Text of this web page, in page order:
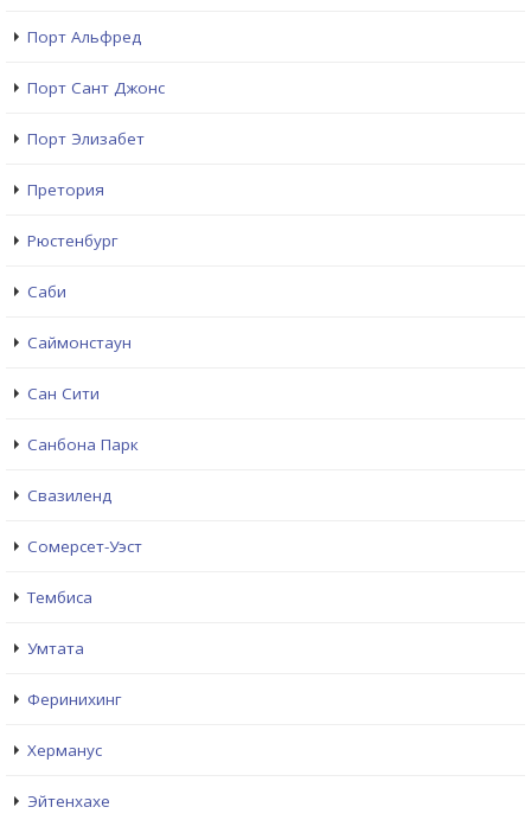
Порт Альфред
Порт Сант Джонс
Порт Элизабет
Претория
Рюстенбург
Саби
Саймонстаун
Сан Сити
Санбона Парк
Свазиленд
Сомерсет-Уэст
Тембиса
Умтата
Феринихинг
Херманус
Эйтенхахе